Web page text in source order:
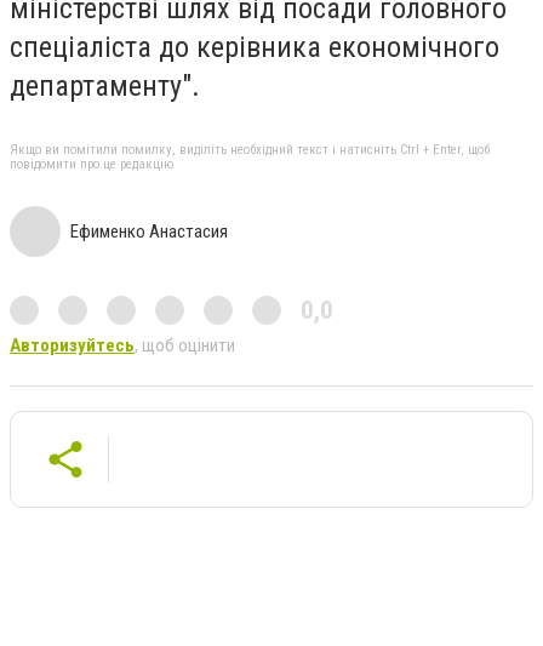
міністерстві шлях від посади головного
спеціаліста до керівника економічного
департаменту".
Якщо ви помітили помилку, виділіть необхідний текст і натисніть Ctrl + Enter, щоб
повідомити про це редакцію
Ефименко Анастасия
0,0
Авторизуйтесь, щоб оцінити